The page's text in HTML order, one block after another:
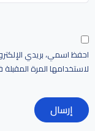
احفظ اسمي، بريدي
لاستخدامها المرة